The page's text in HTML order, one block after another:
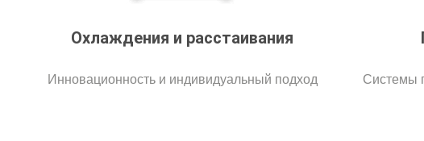
Охлаждения и расстаивания
Инновационность и индивидуальный подход
Системы